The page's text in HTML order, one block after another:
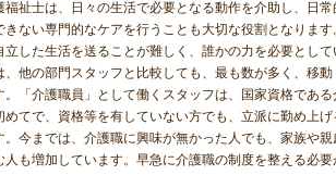
祉士は、日々の生活で必要となる動作を介助し、日
ない専門的なケアを行うことも大切な役割となりま
した生活を送ることが難しく、誰かの力を必要とし
他の部門スタッフと比較しても、最も数が多く、移
「介護職員」として働くスタッフは、国家資格であ
てで、資格等を有していない方でも、立派に勤め上
今までは、介護職に興味が無かった人でも、家族や
も増加しています。早急に介護職の制度を整える必要